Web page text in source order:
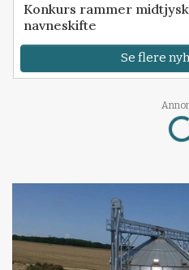
Konkurs rammer
navneskifte
Se flere
Loading...